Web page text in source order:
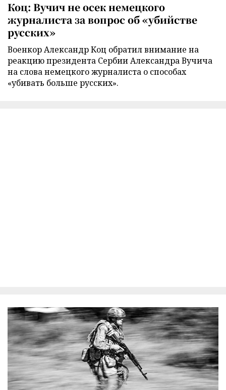
Коц: Вучич не осек немецкого
журналиста за вопрос об «убийстве
русских»
Военкор Александр Коц обратил внимание на
реакцию президента Сербии Александра Вучича
на слова немецкого журналиста о способах
«убивать больше русских».